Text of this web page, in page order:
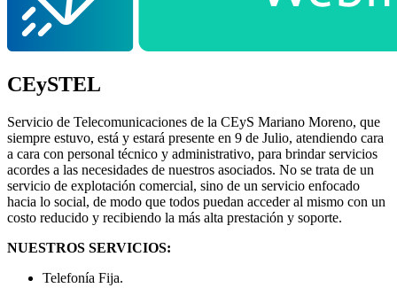
CEySTEL
Servicio de Telecomunicaciones de la CEyS Mariano Moreno, que
siempre estuvo, está y estará presente en 9 de Julio, atendiendo cara
a cara con personal técnico y administrativo, para brindar servicios
acordes a las necesidades de nuestros asociados. No se trata de un
servicio de explotación comercial, sino de un servicio enfocado
hacia lo social, de modo que todos puedan acceder al mismo con un
costo reducido y recibiendo la más alta prestación y soporte.
NUESTROS SERVICIOS:
Telefonía Fija.